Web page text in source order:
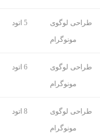
طراحی لوگوی
مونوگرام
5 اتود
طراحی لوگوی
مونوگرام
6 اتود
طراحی لوگوی
مونوگرام
8 اتود